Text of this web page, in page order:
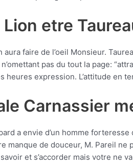
etre
aura faire de l’oeil Monsieur.
n’omettant pas du tout la page:
heures expression. L’attitude en
Carnassier
a envie d’un homme
manque de douceur, M. Pareil
et s’accorder mais votre ne